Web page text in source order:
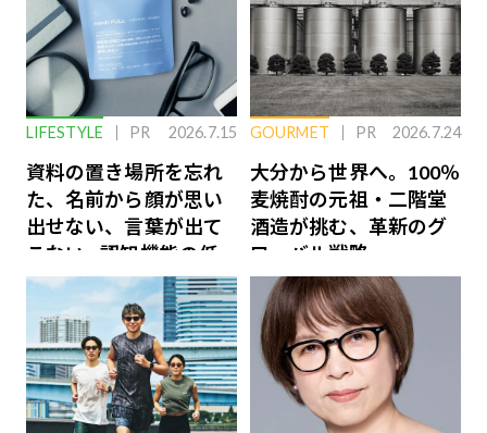
LIFESTYLE PR 2026.7.15
資料の置き場所を忘れ
た、名前から顔が思い
出せない、言葉が出て
こない…認知機能の低
下を救う、脳のインナ
ーケアとは
GOURMET PR 2026.7.24
大分から世界へ。100％
麦焼酎の元祖・二階堂
酒造が挑む、革新のグ
ローバル戦略